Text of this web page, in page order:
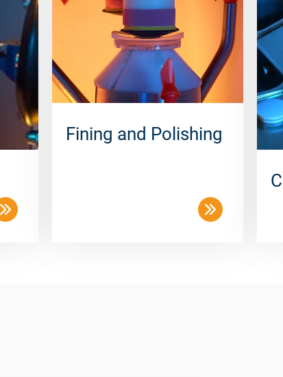
Fining and Polishing